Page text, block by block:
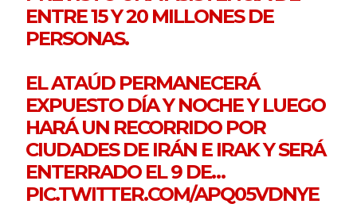
ENTRE 15 Y 20 MILLONES DE
PERSONAS.
EL ATAÚD PERMANECERÁ
EXPUESTO DÍA Y NOCHE Y LUEGO
HARÁ UN RECORRIDO POR
CIUDADES DE IRÁN E IRAK Y SERÁ
ENTERRADO EL 9 DE…
PIC.TWITTER.COM/APQ05VDNYE